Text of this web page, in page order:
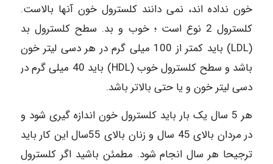
خون نداده اند، نمی دانند کلسترول خون آنها بالاست.
کلسترول 2 نوع است ؛ خوب و بد. سطح کلسترول بد
(LDL) باید کمتر از 100 میلی گرم در هر دسی لیتر خون
باشد و سطح کلسترول خوب (HDL) باید 40 میلی گرم در
دسی لیتر خون و یا حتی بالاتر باشد.
هر 5 سال یک بار باید کلسترول خون اندازه گیری شود و
در مردان بالای 45 سال و زنان بالای 55سال این کار باید
ترجیحا هر سال انجام شود. مطمئن باشید اگر کلسترول